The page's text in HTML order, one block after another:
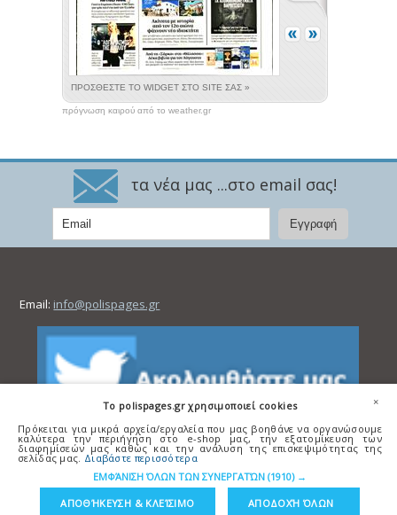
πρόγνωση καιρού από το weather.gr
τα νέα μας ...στο email σας!
Email: info@polispages.gr
×
To polispages.gr χρησιμοποιεί cookies
Πρόκειται για μικρά αρχεία/εργαλεία που μας βοηθάνε να οργανώσουμε
καλύτερα την περιήγηση στο e-shop μας, την εξατομίκευση των
διαφημίσεών μας καθώς και την ανάλυση της επισκεψιμότητας της
σελίδας μας. Διαβάστε περισσότερα
ΕΜΦΆΝΙΣΗ ΌΛΩΝ ΤΩΝ ΣΥΝΕΡΓΑΤΏΝ (1910) →
ΑΠΟΘΉΚΕΥΣΗ & ΚΛΕΊΣΙΜΟ
ΑΠΟΔΟΧΉ ΌΛΩΝ